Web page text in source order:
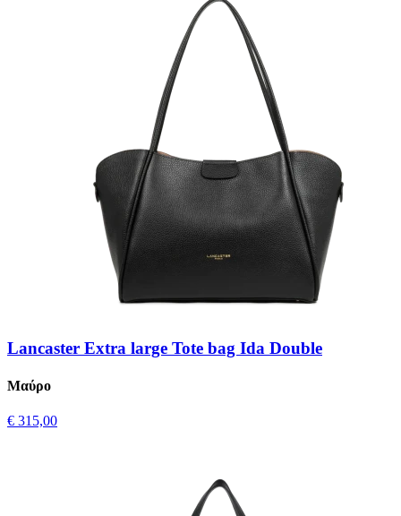
Lancaster Extra large Tote bag Ida Double
Μαύρο
€ 315,00